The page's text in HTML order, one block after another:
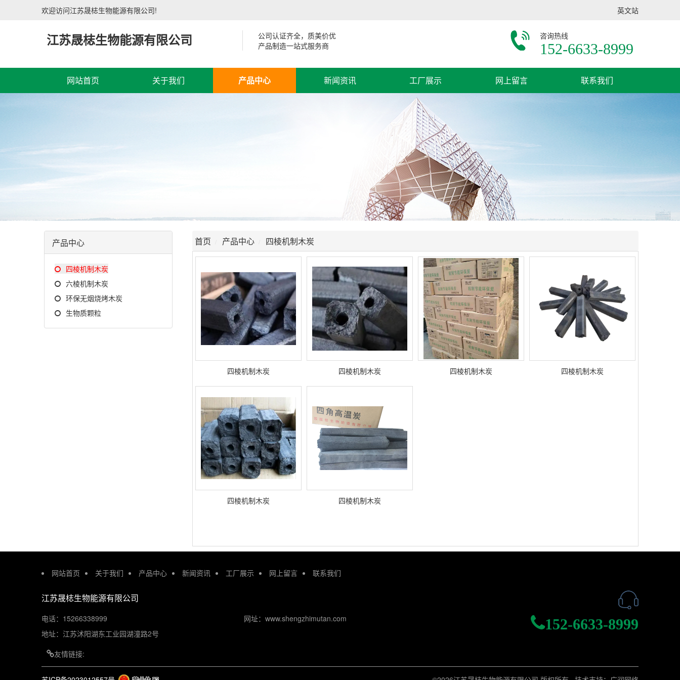
欢迎访问江苏晟梽生物能源有限公司! 英文站
江苏晟梽生物能源有限公司
公司认证齐全，质美价优
产品制造一站式服务商
咨询热线
152-6633-8999
网站首页 关于我们 产品中心 新闻资讯 工厂展示 网上留言 联系我们
产品中心
四棱机制木炭
六棱机制木炭
环保无烟烧烤木炭
生物质颗粒
首页 产品中心 四棱机制木炭
四棱机制木炭 四棱机制木炭 四棱机制木炭 四棱机制木炭
四棱机制木炭 四棱机制木炭
网站首页 关于我们 产品中心 新闻资讯 工厂展示 网上留言 联系我们
江苏晟梽生物能源有限公司
电话：15266338999
地址：江苏沭阳湖东工业园湖潼路2号
网址：www.shengzhimutan.com 152-6633-8999
友情链接: